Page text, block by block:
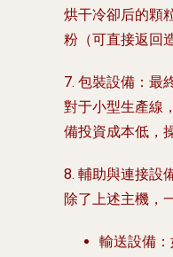
烘干冷卻后的顆
粉（可直接返回
7. 包裝設備：最
對于小型生產線
備投資成本低，
8. 輔助與連接設
除了上述主機，
輸送設備